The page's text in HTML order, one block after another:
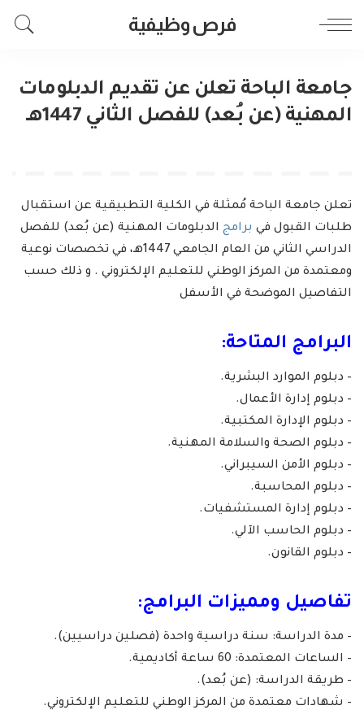
فرص وظيفية
جامعة الباحة تعلن عن تقديم الدبلومات
المهنية (عن بُعد) للفصل الثاني 1447هـ
تعلن جامعة الباحة مُمثلة في الكلية التطبيقية عن استقبال
طلبات القبول في برامج الدبلومات المهنية (عن بُعد) للفصل
الدراسي الثاني من العام الجامعي 1447هـ، في تخصصات نوعية
ومعتمدة من المركز الوطني للتعليم الإلكتروني . و ذلك حسب
التفاصيل الموضحة في الأسفل
البرامج المتاحة:
– دبلوم الموارد البشرية.
– دبلوم إدارة الأعمال.
– دبلوم الإدارة المكتبية.
– دبلوم الصحة والسلامة المهنية.
– دبلوم الأمن السيبراني.
– دبلوم المحاسبة.
– دبلوم إدارة المستشفيات.
– دبلوم الحاسب الآلي.
– دبلوم القانون.
تفاصيل ومميزات البرامج:
– مدة الدراسة: سنة دراسية واحدة (فصلين دراسيين).
– الساعات المعتمدة: 60 ساعة أكاديمية.
– طريقة الدراسة: (عن بُعد).
– شهادات معتمدة من المركز الوطني للتعليم الإلكتروني.